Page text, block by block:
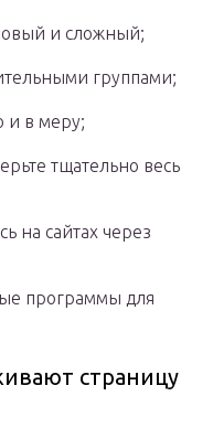
и сложный;
группами;
и в меру;
тщательно весь
на сайтах через
программы для
страницу